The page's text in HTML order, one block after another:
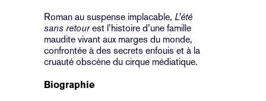
Roman au suspense implacable, L’été
sans retourest l’histoire d’une famille
maudite vivant aux marges du monde,
confrontée à des secrets enfouis et à la
cruauté obscène du cirque médiatique.
Biographie